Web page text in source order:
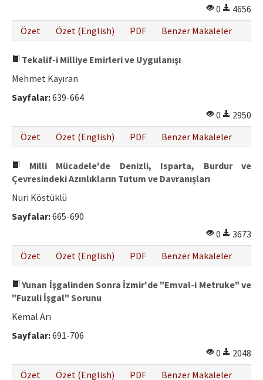
0
4656
Özet
Özet (English) PDF Benzer Makaleler
Tekalif-i Milliye Emirleri ve Uygulanışı
Mehmet Kayıran
Sayfalar:639-664
0
2950
Özet
Özet (English) PDF Benzer Makaleler
Milli Mücadele'de Denizli, Isparta, Burdur ve
Çevresindeki Azınlıkların Tutum ve Davranışları
Nuri Köstüklü
Sayfalar:665-690
0
3673
Özet
Özet (English) PDF Benzer Makaleler
Yunan İşgalinden Sonra İzmir'de "Emval-i Metruke" ve
"Fuzuli İşgal" Sorunu
Kemal Arı
Sayfalar:691-706
0
2048
Özet
Özet (English) PDF Benzer Makaleler